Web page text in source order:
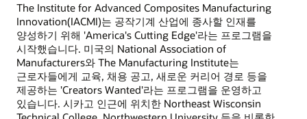
The Institute for Advanced Composites Manufacturing
Innovation(IACMI)는 공작기계 산업에 종사할 인재를
양성하기 위해 'America's Cutting Edge'라는 프로그램을
시작했습니다. 미국의 National Association of
Manufacturers와 The Manufacturing Institute는
근로자들에게 교육, 채용 공고, 새로운 커리어 경로 등을
제공하는 'Creators Wanted'라는 프로그램을 운영하고
있습니다. 시카고 인근에 위치한 Northeast Wisconsin